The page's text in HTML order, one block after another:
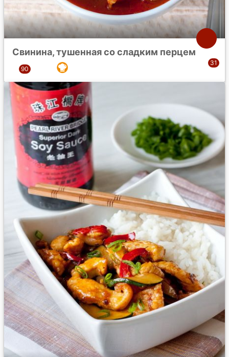
Свинина, тушенная со сладким перцем